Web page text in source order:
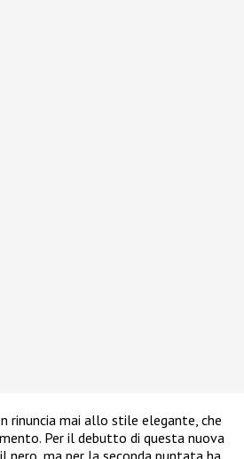
rinuncia mai allo stile elegante, che
Per il debutto di questa nuova
nero, ma per la seconda puntata ha